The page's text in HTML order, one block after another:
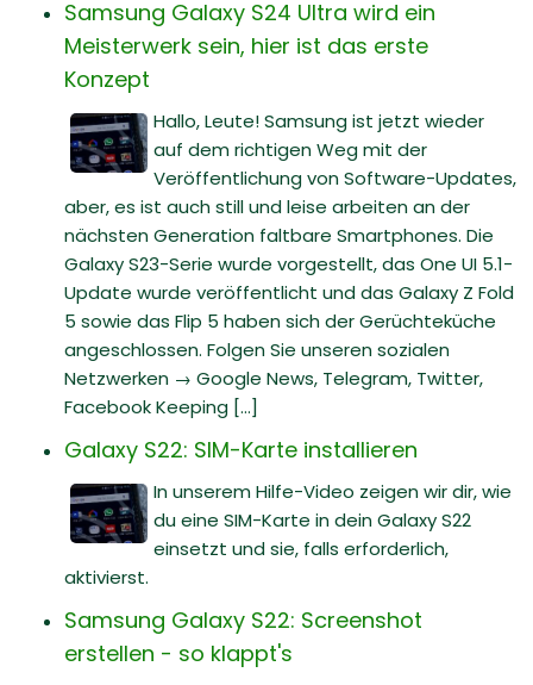
Samsung Galaxy S24 Ultra wird ein
Meisterwerk sein, hier ist das erste
Konzept
Hallo, Leute! Samsung ist jetzt wieder
auf dem richtigen Weg mit der
Veröffentlichung von Software-Updates,
aber, es ist auch still und leise arbeiten an der
nächsten Generation faltbare Smartphones. Die
Galaxy S23-Serie wurde vorgestellt, das One UI 5.1-
Update wurde veröffentlicht und das Galaxy Z Fold
5 sowie das Flip 5 haben sich der Gerüchteküche
angeschlossen. Folgen Sie unseren sozialen
Netzwerken → Google News, Telegram, Twitter,
Facebook Keeping [...]
Galaxy S22: SIM-Karte installieren
In unserem Hilfe-Video zeigen wir dir, wie
du eine SIM-Karte in dein Galaxy S22
einsetzt und sie, falls erforderlich,
aktivierst.
Samsung Galaxy S22: Screenshot
erstellen - so klappt's